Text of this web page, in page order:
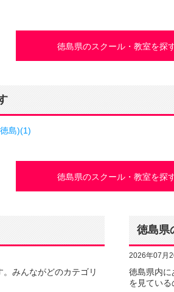
徳島県のスクール・教室を探
島)(1)
徳島県のスクール・教室を探
みんながどのカテゴリ
徳島県
2026年07月
徳島県内に
を見ている